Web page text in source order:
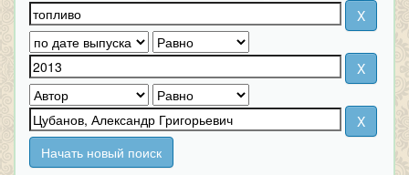
Начать новый поиск